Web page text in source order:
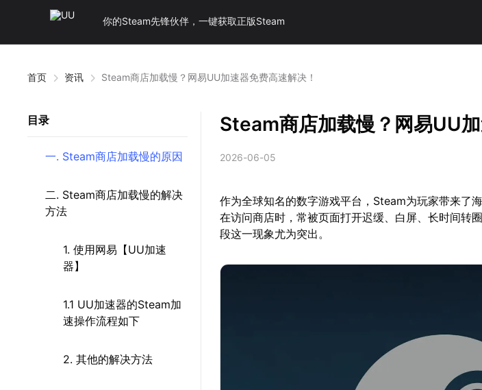
你的Steam先锋伙伴，一键获取正版Steam
首页 资讯 Steam商店加载慢？网易UU加速器免费高速解决！
目录
一. Steam商店加载慢的原因
二. Steam商店加载慢的解决
方法
1. 使用网易【UU加速
器】
1.1 UU加速器的Steam加
速操作流程如下
2. 其他的解决方法
Steam商店加载慢？网易UU
2026-06-05
作为全球知名的数字游戏平台，Steam为玩家带来了
在访问商店时，常被页面打开迟缓、白屏、长时间转
段这一现象尤为突出。